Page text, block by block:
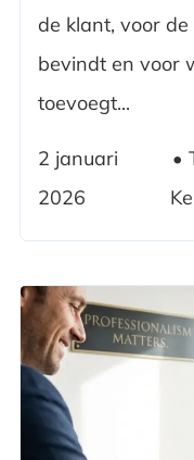
de klant, voor
bevindt en voor
toevoegt...
2 januari
2026